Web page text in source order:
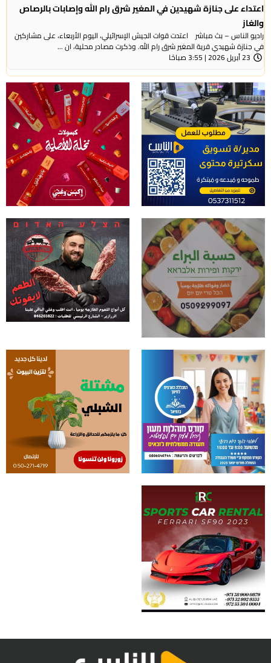
اعتداء على جنازة شهيدين في المغير شرق رام الله وإصابات بالرصاص
والغاز
راديو الناس – بث مباشر اعتدت قوات الجيش الإسرائيلي، اليوم الأربعاء، على مشاركين
في جنازة شهيدي قرية المغير شرق رام الله. وذكرت مصادر محلية، ان ...
23 أبريل 2026 | 3:55 صباحًا